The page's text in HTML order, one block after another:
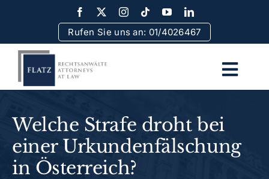
content
Rufen Sie uns an: 01/4026467
Team
Welche Strafe droht bei
einer Urkundenfälschung
in Österreich?